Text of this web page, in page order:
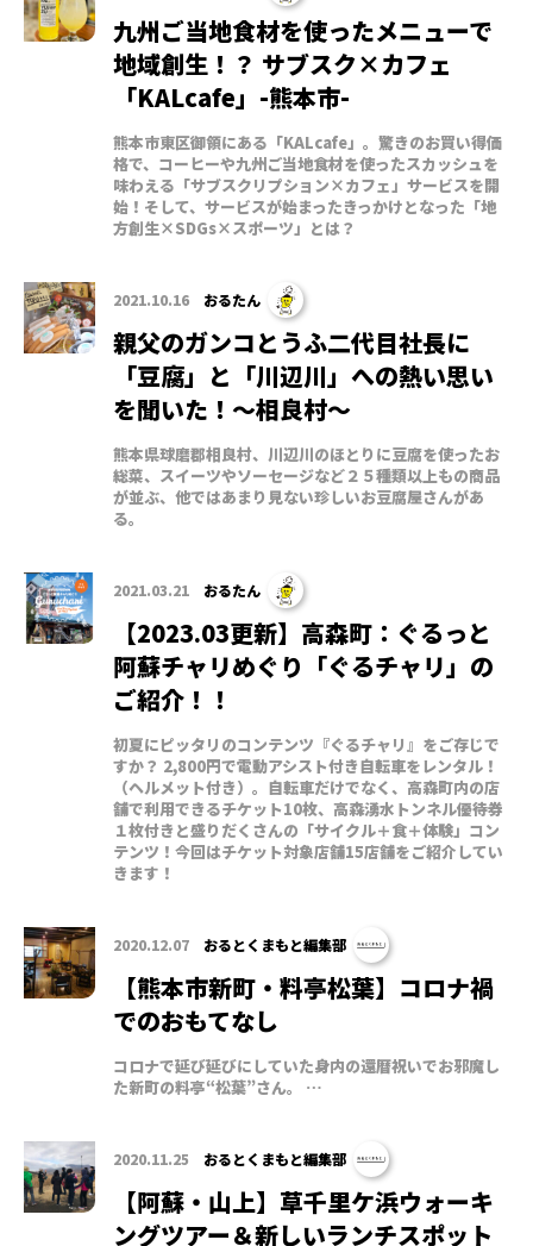
九州ご当地食材を使ったメニューで
地域創生！？ サブスク×カフェ
「KALcafe」-熊本市-
熊本市東区御領にある「KALcafe」。驚きのお買い得価
格で、コーヒーや九州ご当地食材を使ったスカッシュを
味わえる「サブスクリプション×カフェ」サービスを開
始！そして、サービスが始まったきっかけとなった「地
方創生×SDGs×スポーツ」とは？
2021.10.16 おるたん
親父のガンコとうふ二代目社長に
「豆腐」と「川辺川」への熱い思い
を聞いた！～相良村～
熊本県球磨郡相良村、川辺川のほとりに豆腐を使ったお
総菜、スイーツやソーセージなど２５種類以上もの商品
が並ぶ、他ではあまり見ない珍しいお豆腐屋さんがあ
る。
2021.03.21 おるたん
【2023.03更新】高森町：ぐるっと
阿蘇チャリめぐり「ぐるチャリ」の
ご紹介！！
初夏にピッタリのコンテンツ『ぐるチャリ』をご存じで
すか？ 2,800円で電動アシスト付き自転車をレンタル！
（ヘルメット付き）。自転車だけでなく、高森町内の店
舗で利用できるチケット10枚、高森湧水トンネル優待券
１枚付きと盛りだくさんの「サイクル＋食＋体験」コン
テンツ！今回はチケット対象店舗15店舗をご紹介してい
きます！
2020.12.07 おるとくまもと編集部
【熊本市新町・料亭松葉】コロナ禍
でのおもてなし
コロナで延び延びにしていた身内の還暦祝いでお邪魔し
た新町の料亭“松葉”さん。 …
2020.11.25 おるとくまもと編集部
【阿蘇・山上】草千里ケ浜ウォーキ
ングツアー＆新しいランチスポット